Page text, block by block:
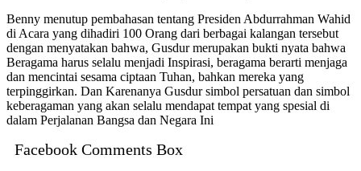
Benny menutup pembahasan tentang Presiden Abdurrahman Wahid
di Acara yang dihadiri 100 Orang dari berbagai kalangan tersebut
dengan menyatakan bahwa, Gusdur merupakan bukti nyata bahwa
Beragama harus selalu menjadi Inspirasi, beragama berarti menjaga
dan mencintai sesama ciptaan Tuhan, bahkan mereka yang
terpinggirkan. Dan Karenanya Gusdur simbol persatuan dan simbol
keberagaman yang akan selalu mendapat tempat yang spesial di
dalam Perjalanan Bangsa dan Negara Ini
Facebook Comments Box